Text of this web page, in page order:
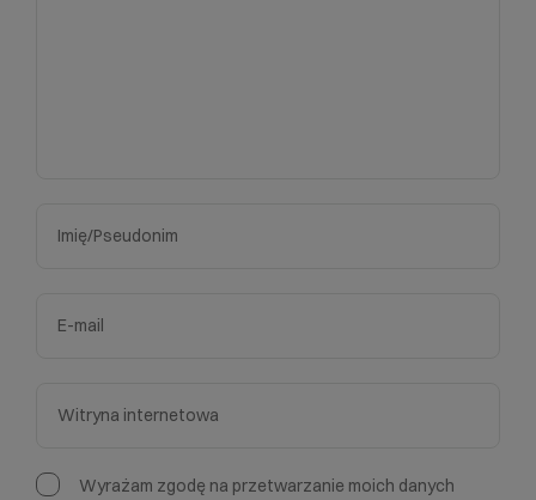
Wyrażam zgodę na przetwarzanie moich danych